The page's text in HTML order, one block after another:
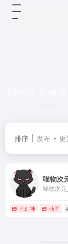
排序 发布 更
喵物次
喵物次
三幻神 动画